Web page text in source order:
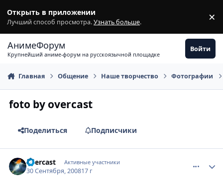
Открыть в приложении
Лучший способ просмотра.Узнать больше. ×
АнимеФорум
Крупнейший аниме-форум на русскоязычной площадке
Войти
Главная Общение Наше творчество Фотографии
foto by overcast
Поделиться Подписчики
overcаst Активные участники
30 Сентября, 200817 г